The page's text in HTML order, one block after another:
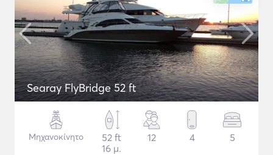
Searay FlyBridge 52 ft
Μηχανοκίνητο
52 ft
16 μ.
12 4 5